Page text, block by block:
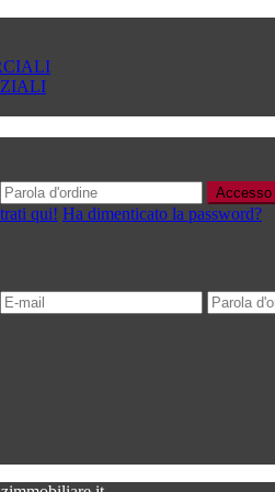
Accesso
qui! Ha dimenticato la password?